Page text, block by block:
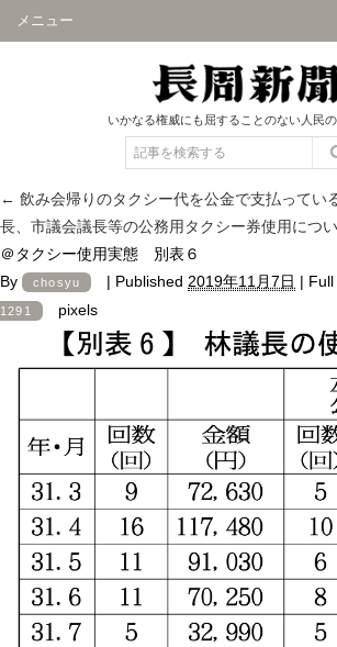
メニュー
いかなる権威にも屈することのない人民
← 飲み会帰りのタクシー代を公金で支払って
長、市議会議長等の公務用タクシー券使用につ
＠タクシー使用実態 別表６
By
chosyu | Published 2019年11月7日 |
1291 pixels